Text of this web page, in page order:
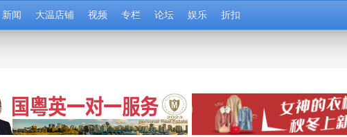
新闻 大温店铺 视频 专栏 论坛 娱乐 折扣